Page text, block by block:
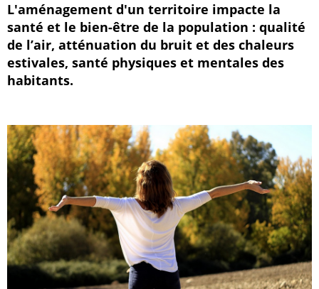
L'aménagement d'un territoire impacte la
santé et le bien-être de la population : qualité
de l’air, atténuation du bruit et des chaleurs
estivales, santé physiques et mentales des
habitants.